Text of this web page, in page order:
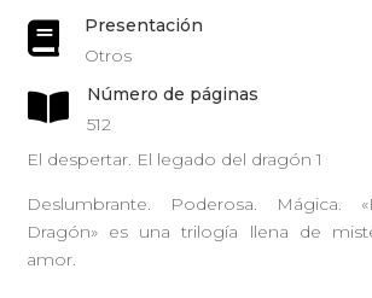

Presentación
Otros

Número de páginas
512
El despertar. El legado del dragón 1
Deslumbrante. Poderosa. Mágica.
Dragón» es una trilogía llena de
amor.